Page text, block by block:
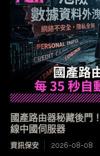
國產路由器秘藏後門
線中國伺服器
資訊保安 2026-08-08